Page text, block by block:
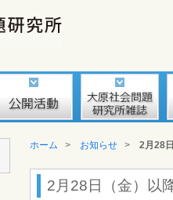
ホーム > お知らせ > 2月28
2月28日（金）以